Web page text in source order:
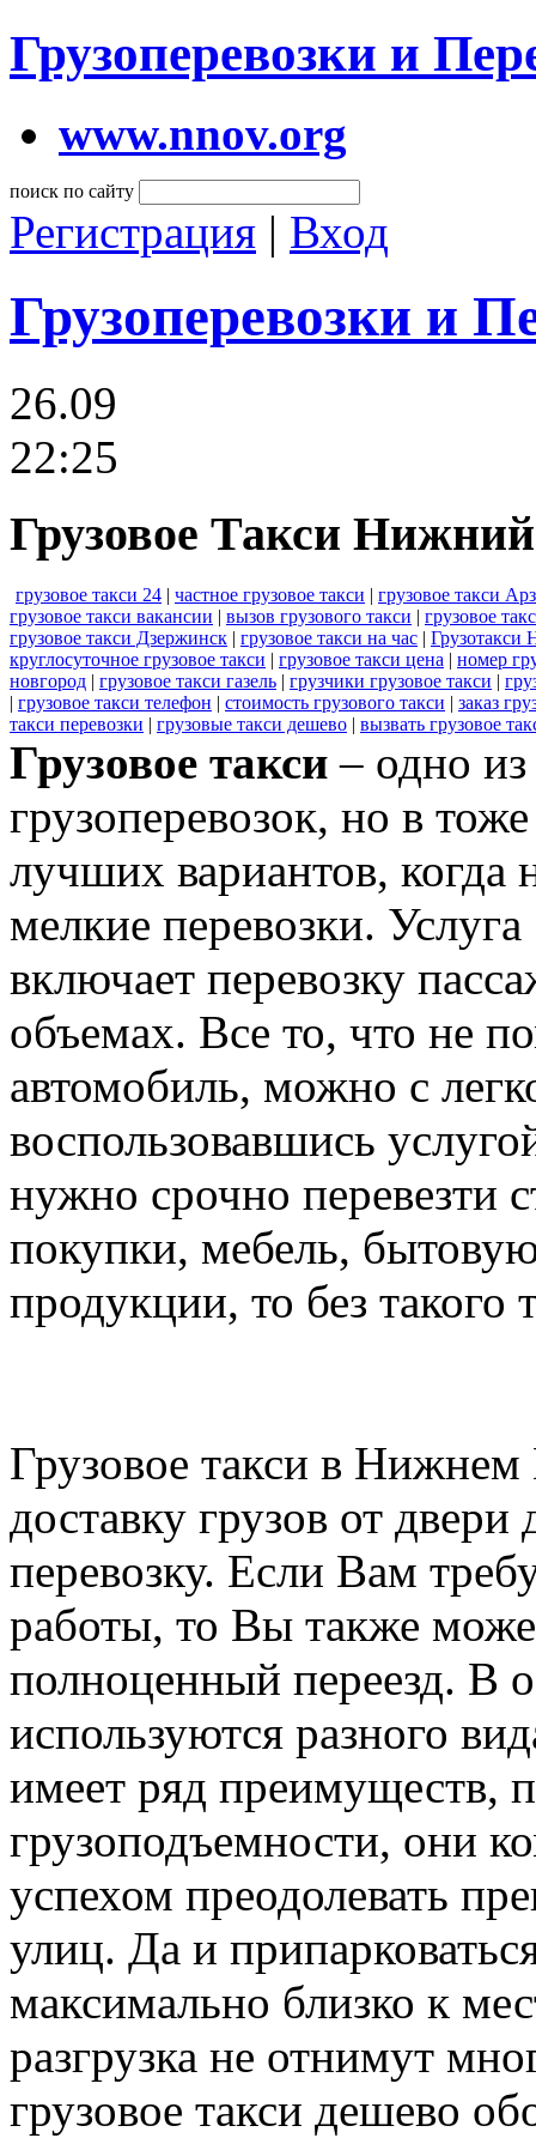
Грузоперевозки и
www.nnov.org
поиск по сайту
Регистрация | Вход
Грузоперевозки и
26.09
22:25
Грузовое Такси
грузовое такси 24 | частное грузовое такси | грузовое такси
грузовое такси вакансии | вызов грузового такси | грузовое
грузовое такси Дзержинск | грузовое такси на час |
круглосуточное грузовое такси | грузовое такси цена | номер
новгород | грузовое такси газель | грузчики грузовое такси |
| грузовое такси телефон | стоимость грузового такси | заказ
такси перевозки | грузовые такси дешево | вызвать грузовое
Грузовое такси– одно
грузоперевозок, но в
лучших вариантов, когда
мелкие перевозки.
включает перевозку
объемах. Все то, что не
автомобиль, можно с
воспользовавшись
нужно срочно перевезти
покупки, мебель,
продукции, то без такого
Грузовое такси в Нижнем
доставку грузов от
перевозку. Если Вам
работы, то Вы также
полноценный переезд. В
используются разного
имеет ряд преимуществ,
грузоподъемности, они
успехом преодолевать
улиц. Да и
максимально близко к
разгрузка не отнимут
грузовое такси дешево